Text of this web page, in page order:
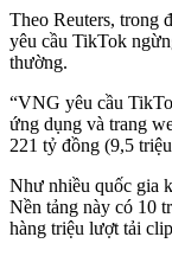
Theo Reuters, trong
yêu cầu TikTok
thường.
“VNG yêu cầu
ứng dụng và trang
221 tỷ đồng (9,5
Như nhiều quốc gia
Nền tảng này có 10
hàng triệu lượt tải